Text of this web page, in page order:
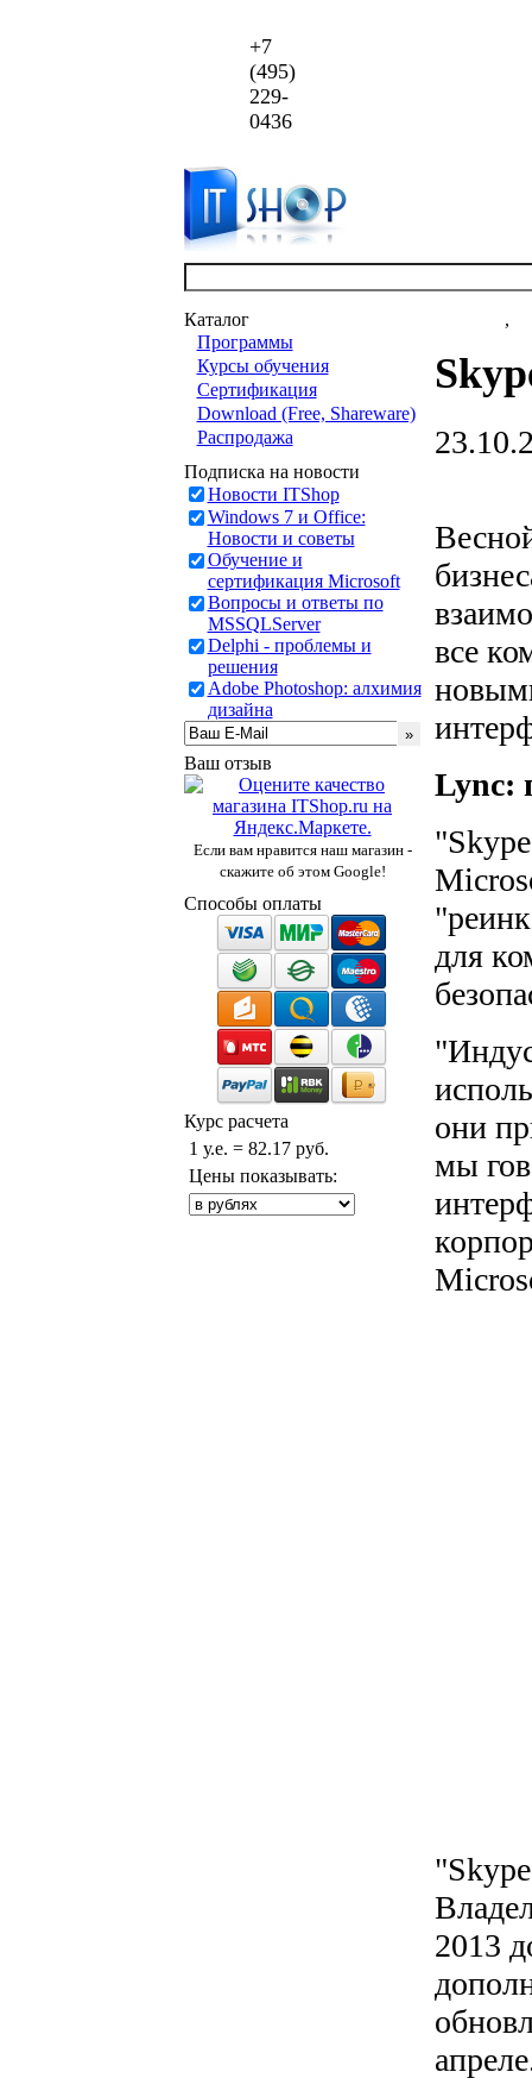
+7
(495)
229-
0436
Каталог
Программы
Курсы обучения
Сертификация
Download (Free, Shareware)
Распродажа
Подписка на новости
Новости ITShop
Windows 7 и Office:
Новости и советы
Обучение и
сертификация Microsoft
Вопросы и ответы по
MSSQLServer
Delphi - проблемы и
решения
Adobe Photoshop: алхимия
дизайна
Ваш отзыв
Если вам нравится наш магазин -
скажите об этом Google!
Способы оплаты
Курс расчета
1 у.е. = 82.17 руб.
Цены показывать:
,
все
Lync:
для
они
мы
2013